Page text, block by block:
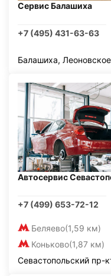
Сервис Балашиха
+7 (495) 431-63-63
Балашиха,
Автосервис
+7 (499) 653-72-12
Беляево(1,59 км)
Коньково(1,87 км)
Севастопольский пр-